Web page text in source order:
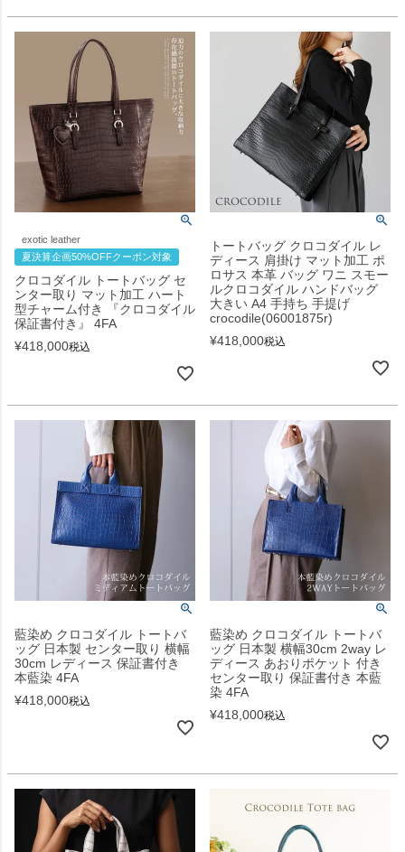
exotic leather
夏決算企画50%OFFクーポン対象
クロコダイル トートバッグ セ
ンター取り マット加工 ハート
型チャーム付き 『クロコダイル
保証書付き』 4FA
¥418,000税込
トートバッグ クロコダイル レ
ディース 肩掛け マット加工 ポ
ロサス 本革 バッグ ワニ スモー
ルクロコダイル ハンドバッグ
大きい A4 手持ち 手提げ
crocodile(06001875r)
¥418,000税込
藍染め クロコダイル トートバ
ッグ 日本製 センター取り 横幅
30cm レディース 保証書付き
本藍染 4FA
¥418,000税込
藍染め クロコダイル トートバ
ッグ 日本製 横幅30cm 2way レ
ディース あおりポケット 付き
センター取り 保証書付き 本藍
染 4FA
¥418,000税込